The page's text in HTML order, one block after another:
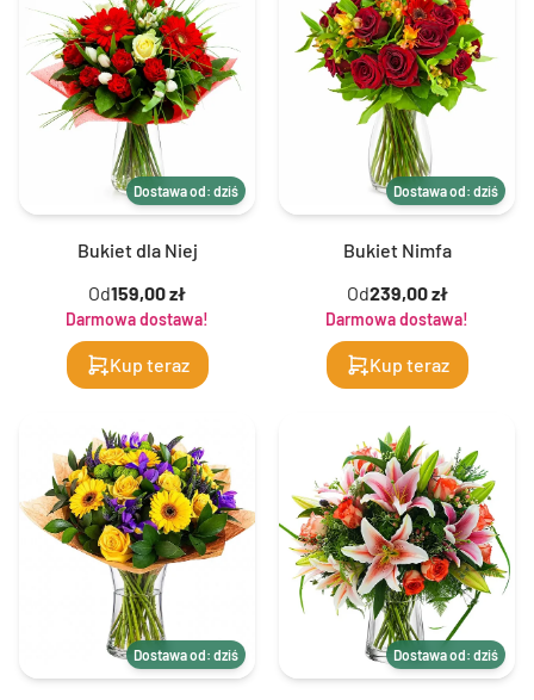
Dostawa od: dziś
Bukiet dla Niej
Od159,00 zł
Darmowa dostawa!
Kup teraz
Dostawa od: dziś
Bukiet Nimfa
Od239,00 zł
Darmowa dostawa!
Kup teraz
Dostawa od: dziś Dostawa od: dziś